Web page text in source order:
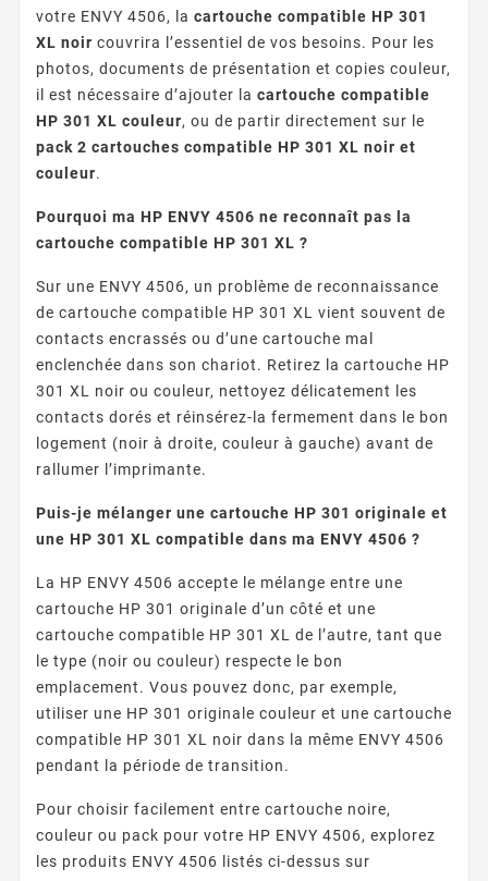
votre ENVY 4506, la cartouche compatible HP 301
XL noir couvrira l’essentiel de vos besoins. Pour les
photos, documents de présentation et copies couleur,
il est nécessaire d’ajouter la cartouche compatible
HP 301 XL couleur, ou de partir directement sur le
pack 2 cartouches compatible HP 301 XL noir et
couleur.
Pourquoi ma HP ENVY 4506 ne reconnaît pas la
cartouche compatible HP 301 XL ?
Sur une ENVY 4506, un problème de reconnaissance
de cartouche compatible HP 301 XL vient souvent de
contacts encrassés ou d’une cartouche mal
enclenchée dans son chariot. Retirez la cartouche HP
301 XL noir ou couleur, nettoyez délicatement les
contacts dorés et réinsérez-la fermement dans le bon
logement (noir à droite, couleur à gauche) avant de
rallumer l’imprimante.
Puis-je mélanger une cartouche HP 301 originale et
une HP 301 XL compatible dans ma ENVY 4506 ?
La HP ENVY 4506 accepte le mélange entre une
cartouche HP 301 originale d’un côté et une
cartouche compatible HP 301 XL de l’autre, tant que
le type (noir ou couleur) respecte le bon
emplacement. Vous pouvez donc, par exemple,
utiliser une HP 301 originale couleur et une cartouche
compatible HP 301 XL noir dans la même ENVY 4506
pendant la période de transition.
Pour choisir facilement entre cartouche noire,
couleur ou pack pour votre HP ENVY 4506, explorez
les produits ENVY 4506 listés ci-dessus sur